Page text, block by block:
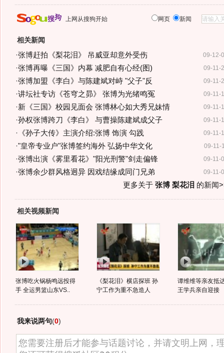
上网从搜狗开始 网页 新闻
相关新闻
09-12-
·张博赶拍《梨花泪》 吊威亚却意外受伤
09-11-
·张博再曝《三国》内幕 减肥自有心经(图)
09-11-
·张博加盟《李白》与陈建斌对峙 "父子"反
09-11-
·讲坛社专访《苍穹之昴》 张博为光绪鸣冤
09-11-
·新《三国》校园见面会 张博林心如大秀兄妹情
09-11-
·孙权张博跨刀《李白》 与曹操陈建斌成父子
09-11-
· 《孙子大传》主演介绍:张博 饰演 勾践
09-11-
·"皇帝专业户"张博签约海外 弘扬中华文化
09-11-
·张博出演《雾里看花》"阳光刑警"剑走偏锋
09-11-
·张博余少群风格迥异 因戏结缘成同门兄弟
更多关于 张博 梨花泪 的新闻
相关视频新闻
张博吃火锅杨鸣远投得
手 全运男篮山东VS..
《梨花泪》横店探班 孙
宁工作为重不急造人
谭维维等亲友抵
王学兵亲自迎接
我来说两句(0)